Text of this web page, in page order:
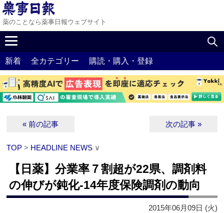
薬のことなら薬事日報ウェブサイト
新着 全カテゴリー 購読・購入・登録
« 前の記事 次の記事 »
TOP > HEADLINE NEWS ∨
【日薬】分業率７割超が22県、調剤料
の伸びが鈍化‐14年度保険調剤の動向
2015年06月09日 (火)